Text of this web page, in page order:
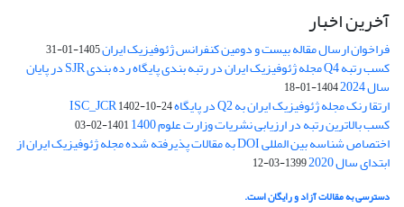
آخرین اخبار
فراخوان ارسال مقاله بیست و دومین کنفرانس ژئوفیزیک ایران1405-01-31
کسب رتبه Q4 مجله ژئوفیزیک ایران در رتبه بندی پایگاه رده بندی SJR در پایان
سال 2024 1404-01-18
ارتقا رنک مجله ژئوفیزیک ایران به Q2 در پایگاه ISC_JCR 1402-10-24
کسب بالاترین رتبه در ارزیابی نشریات وزارت علوم 1400 1401-02-03
اختصاص شناسه بین المللی DOI به مقالات پذیرفته شده مجله ژئوفیزیک ایران از
ابتدای سال 2020 1399-03-12
دسترسی به مقالات آزاد و رایگان است.